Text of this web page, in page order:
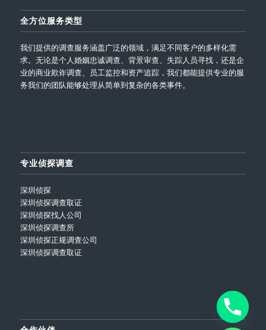
全方位服务类型
我们提供的调查服务涵盖广泛的领域，满足不同客户的多样化需
求。无论是个人婚姻忠诚调查、背景审查、失踪人员寻找，还是企
业的商业欺诈调查、员工监控和资产追踪，我们都能提供专业的服
务我们的团队能够处理从简单到复杂的各类事件。
专业侦探调查
深圳侦探
深圳侦探调查取证
深圳侦探找人公司
深圳侦探调查所
深圳侦探正规调查公司
深圳侦探调查取证